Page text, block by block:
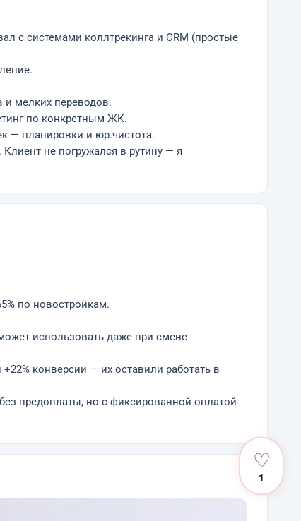
с системами коллтрекинга и CRM (простые
и мелких переводов.
по конкретным ЖК.
— планировки и юр.чистота.
не погружался в рутину — я
по новостройкам.
использовать даже при смене
конверсии — их оставили работать в
предоплаты, но с фиксированной оплатой
♡
1